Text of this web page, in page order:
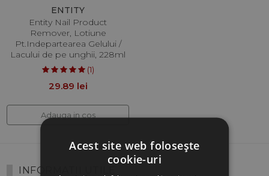
ENTITY
Entity Nail Product
Remover, Lotiune
Pt.Indepartearea Gelului /
Lacului de pe unghii, 228ml
(1)
29.89 lei
Adauga in cos
INFORMATII UTILE
Acest site web folosește
cookie-uri